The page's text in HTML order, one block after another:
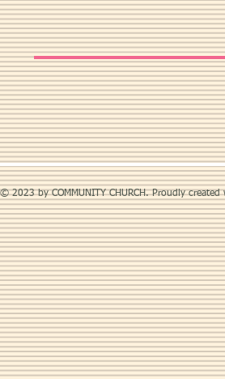
© 2023 by COMMUNITY CHURCH. Proudly